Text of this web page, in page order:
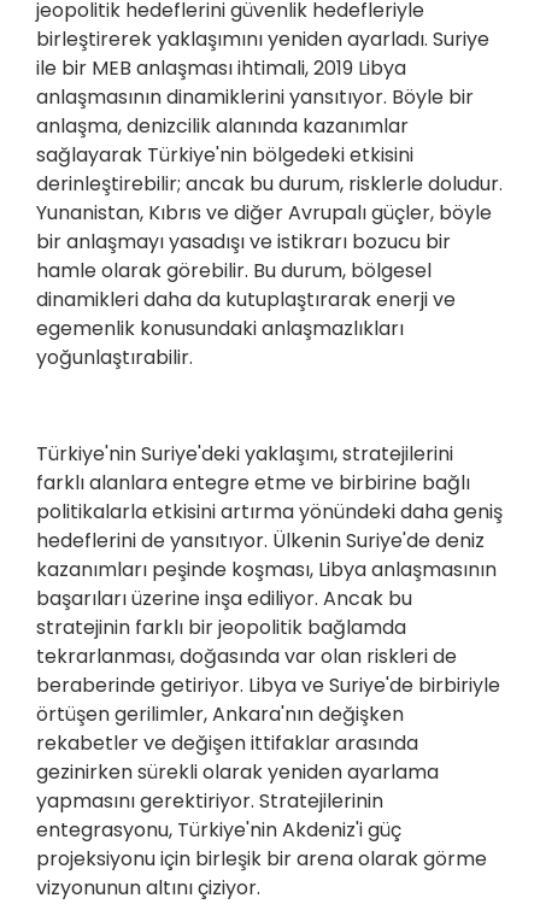
jeopolitik hedeflerini güvenlik hedefleriyle
birleştirerek yaklaşımını yeniden ayarladı. Suriye
ile bir MEB anlaşması ihtimali, 2019 Libya
anlaşmasının dinamiklerini yansıtıyor. Böyle bir
anlaşma, denizcilik alanında kazanımlar
sağlayarak Türkiye'nin bölgedeki etkisini
derinleştirebilir; ancak bu durum, risklerle doludur.
Yunanistan, Kıbrıs ve diğer Avrupalı güçler, böyle
bir anlaşmayı yasadışı ve istikrarı bozucu bir
hamle olarak görebilir. Bu durum, bölgesel
dinamikleri daha da kutuplaştırarak enerji ve
egemenlik konusundaki anlaşmazlıkları
yoğunlaştırabilir.
Türkiye'nin Suriye'deki yaklaşımı, stratejilerini
farklı alanlara entegre etme ve birbirine bağlı
politikalarla etkisini artırma yönündeki daha geniş
hedeflerini de yansıtıyor. Ülkenin Suriye'de deniz
kazanımları peşinde koşması, Libya anlaşmasının
başarıları üzerine inşa ediliyor. Ancak bu
stratejinin farklı bir jeopolitik bağlamda
tekrarlanması, doğasında var olan riskleri de
beraberinde getiriyor. Libya ve Suriye'de birbiriyle
örtüşen gerilimler, Ankara'nın değişken
rekabetler ve değişen ittifaklar arasında
gezinirken sürekli olarak yeniden ayarlama
yapmasını gerektiriyor. Stratejilerinin
entegrasyonu, Türkiye'nin Akdeniz'i güç
projeksiyonu için birleşik bir arena olarak görme
vizyonunun altını çiziyor.